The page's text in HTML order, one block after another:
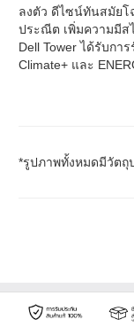
ลงตัว ดีไซน์ทันสมัยโ
ประณีต เพิ่มความมีส
Dell Tower ได้รับกา
Climate+ และ
*รูปภาพทั้งหมดมีวัตถุ